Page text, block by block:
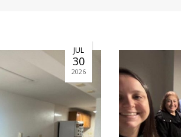
JUL
30
2026